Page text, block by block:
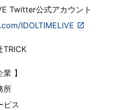
Twitter公式アカウント
IDOLTIMELIVE
】
所
ビス